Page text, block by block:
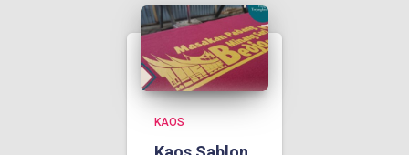
KAOS